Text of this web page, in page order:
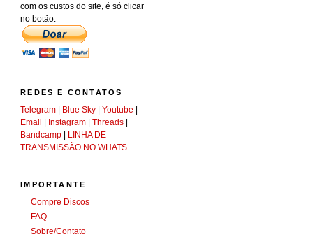
com os custos do site, é só clicar
no botão.
REDES E CONTATOS
Telegram | Blue Sky |Youtube |
Email | Instagram |Threads |
Bandcamp | LINHA DE
TRANSMISSÃO NO WHATS
IMPORTANTE
Compre Discos
FAQ
Sobre/Contato